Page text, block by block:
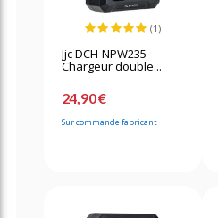
(1)
Jjc DCH-NPW235
Chargeur double...
24,90 €
Sur commande fabricant